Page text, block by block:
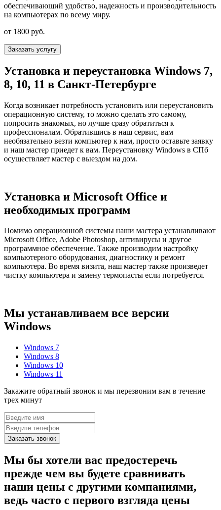
обеспечивающий удобство, надежность и производительность
на компьютерах по всему миру.
от 1800 руб.
Заказать услугу
Установка и переустановка Windows 7,
8, 10, 11 в Санкт-Петербурге
Когда возникает потребность установить или переустановить
операционную систему, то можно сделать это самому,
попросить знакомых, но лучше сразу обратиться к
профессионалам. Обратившись в наш сервис, вам
необязательно везти компьютер к нам, просто оставьте заявку
и наш мастер приедет к вам. Переустановку Windows в СПб
осуществляет мастер с выездом на дом.
Установка и Microsoft Office и
необходимых программ
Помимо операционной системы наши мастера устанавливают
Microsoft Office, Adobe Photoshop, антивирусы и другое
программное обеспечение. Также производим настройку
компьютерного оборудования, диагностику и ремонт
компьютера. Во время визита, наш мастер также произведет
чистку компьютера и замену термопасты если потребуется.
Мы устанавливаем все версии
Windows
Windows 7
Windows 8
Windows 10
Windows 11
Закажите обратный звонок и мы перезвоним вам в течение
трех минут
Заказать звонок
Мы бы хотели вас предостеречь
прежде чем вы будете сравнивать
наши цены с другими компаниями,
ведь часто с первого взгляда цены